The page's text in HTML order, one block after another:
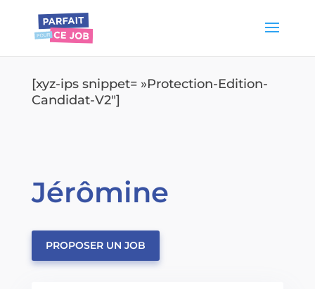
[xyz-ips snippet= »Protection-Edition-
Candidat-V2″]
Jérômine
PROPOSER UN JOB